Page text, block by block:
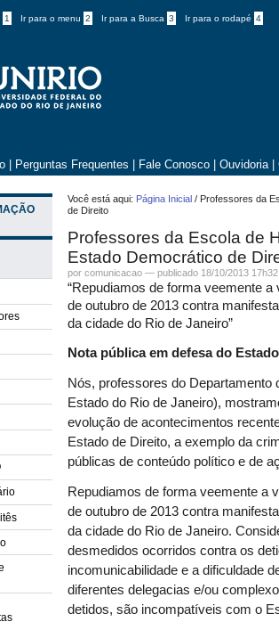
1 Ir para o menu 2 Ir para a Busca 3 Ir para o rodapé 4
Perguntas Frequentes Fale Conosco Ouvidoria
Você está aqui: Página Inicial / Professores da
de Direito
Professores da Escola de
Estado Democrático de
por comunicacao —publicado 18/10/2013
“Repudiamos de forma veemente
de outubro de 2013 contra
da cidade do Rio de Janeiro”
Nota pública em defesa do
Nós, professores do
Estado do Rio de Janeiro),
evolução de acontecimentos
Estado de Direito, a exemplo da
públicas de conteúdo político e de
Repudiamos de forma veemente a
de outubro de 2013 contra
da cidade do Rio de Janeiro.
desmedidos ocorridos contra os
incomunicabilidade e a dificuldade
diferentes delegacias e/ou
detidos, são incompatíveis com o